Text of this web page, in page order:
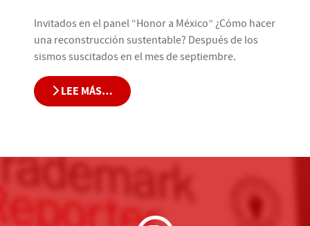
Invitados en el panel “Honor a México” ¿Cómo hacer
una reconstrucción sustentable? Después de los
sismos suscitados en el mes de septiembre.
LEE MÁS…